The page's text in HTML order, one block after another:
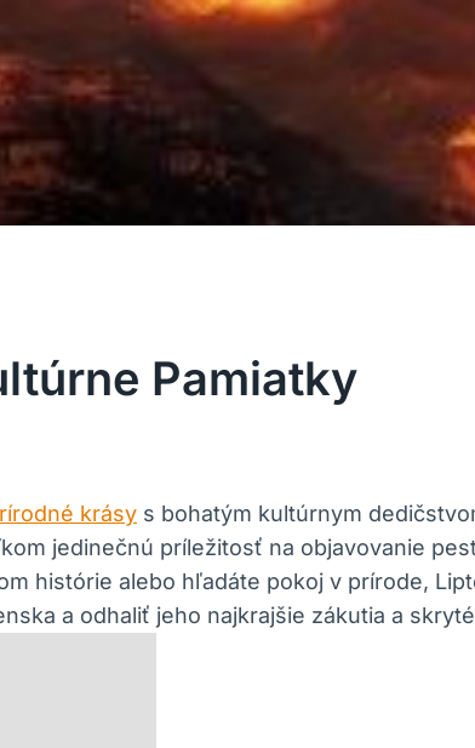
Pamiatky
krásy s bohatým kultúrnym
jedinečnú príležitosť na objavovanie
histórie alebo hľadáte pokoj v prírode,
a odhaliť jeho najkrajšie zákutia a